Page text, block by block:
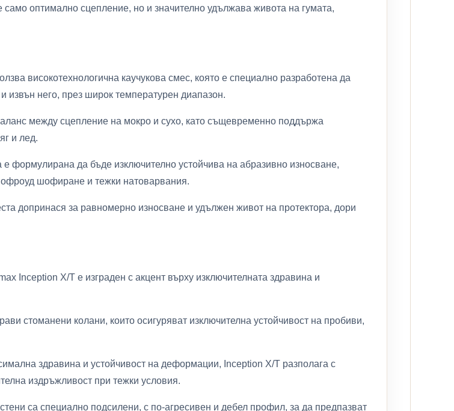
оптимално сцепление, но и значително удължава живота на гумата,
високотехнологична каучукова смес, която е специално разработена да
извън него, през широк температурен диапазон.
между сцепление на мокро и сухо, като същевременно поддържа
и лед.
формулирана да бъде изключително устойчива на абразивно износване,
шофиране и тежки натоварвания.
допринася за равномерно износване и удължен живот на протектора, дори
Inception X/T е изграден с акцент върху изключителната здравина и
стоманени колани, които осигуряват изключителна устойчивост на пробиви,
здравина и устойчивост на деформации, Inception X/T разполага с
издръжливост при тежки условия.
са специално подсилени, с по-агресивен и дебел профил, за да предпазват